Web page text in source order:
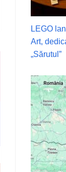
LEGO
Art,
„Sărutul”